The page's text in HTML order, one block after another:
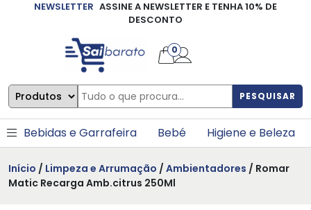
NEWSLETTER ASSINE A NEWSLETTER E TENHA 10% DE
DESCONTO
PESQUISAR
0
Bebidas e Garrafeira Bebé Higiene e Beleza
Início / Limpeza e Arrumação / Ambientadores / Romar
Matic Recarga Amb.citrus 250Ml